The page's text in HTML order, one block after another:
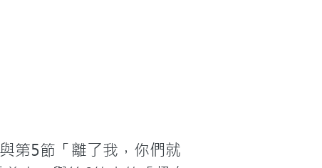
第5節「離了我，你們就